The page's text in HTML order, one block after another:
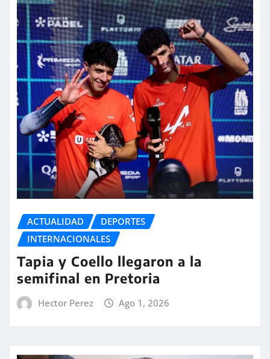
ACTUALIDAD
DEPORTES
INTERNACIONALES
Tapia y Coello llegaron a la
semifinal en Pretoria
Hector Perez Ago 1, 2026